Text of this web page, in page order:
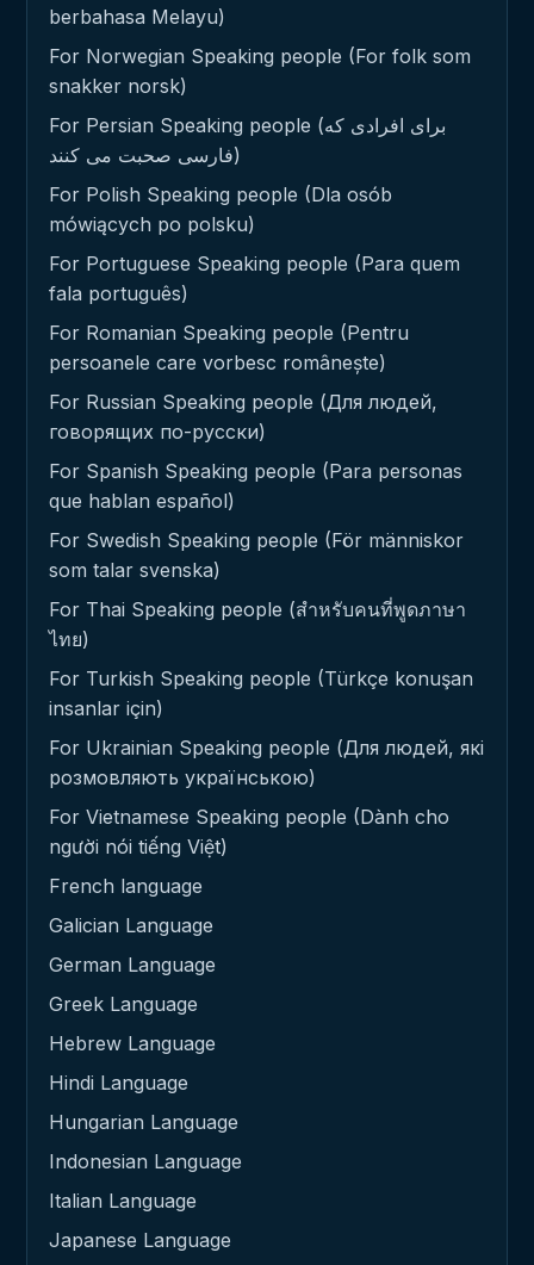
berbahasa Melayu)
For Norwegian Speaking people (For folk som
snakker norsk)
For Persian Speaking people (برای افرادی که
فارسی صحبت می کنند)
For Polish Speaking people (Dla osób
mówiących po polsku)
For Portuguese Speaking people (Para quem
fala português)
For Romanian Speaking people (Pentru
persoanele care vorbesc românește)
For Russian Speaking people (Для людей,
говорящих по-русски)
For Spanish Speaking people (Para personas
que hablan español)
For Swedish Speaking people (För människor
som talar svenska)
For Thai Speaking people (สำหรับคนที่พูดภาษา
ไทย)
For Turkish Speaking people (Türkçe konuşan
insanlar için)
For Ukrainian Speaking people (Для людей, які
розмовляють українською)
For Vietnamese Speaking people (Dành cho
người nói tiếng Việt)
French language
Galician Language
German Language
Greek Language
Hebrew Language
Hindi Language
Hungarian Language
Indonesian Language
Italian Language
Japanese Language